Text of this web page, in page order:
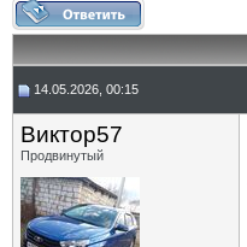
14.05.2026, 00:15
Виктор57
Продвинутый